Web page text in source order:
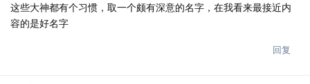
这些大神都有个习惯，取一个颇有深意的名字，在我看来最接近内
容的是好名字
回复